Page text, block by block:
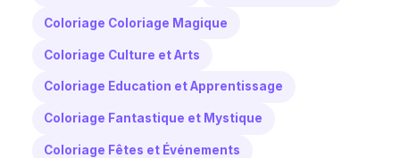
Coloriage Coloriage Magique
Coloriage Culture et Arts
Coloriage Education et Apprentissage
Coloriage Fantastique et Mystique
Coloriage Fêtes et Événements